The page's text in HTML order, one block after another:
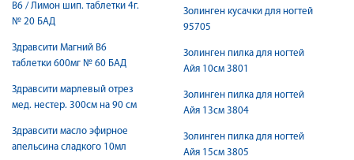
В6 / Лимон шип. таблетки 4г.
№ 20 БАД
Здравсити Магний В6
таблетки 600мг № 60 БАД
Здравсити марлевый отрез
мед. нестер. 300см на 90 см
Здравсити масло эфирное
апельсина сладкого 10мл
Золинген кусачки для ногтей
95705
Золинген пилка для ногтей
Айя 10см 3801
Золинген пилка для ногтей
Айя 13см 3804
Золинген пилка для ногтей
Айя 15см 3805